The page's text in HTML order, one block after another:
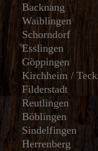
Backnang
Waiblingen
Schorndorf
Esslingen
Göppingen
Kirchheim / Teck
Filderstadt
Reutlingen
Böblingen
Sindelfingen
Herrenberg